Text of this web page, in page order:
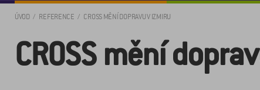
ÚVOD REFERENCE CROSS MĚNÍ DOPRAVU V IZMIRU
CROSS mění